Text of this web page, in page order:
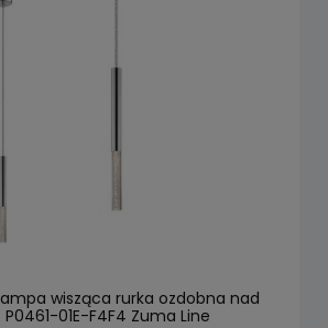
wisząca rurka ozdobna nad
P0461-01E-F4F4 Zuma Line